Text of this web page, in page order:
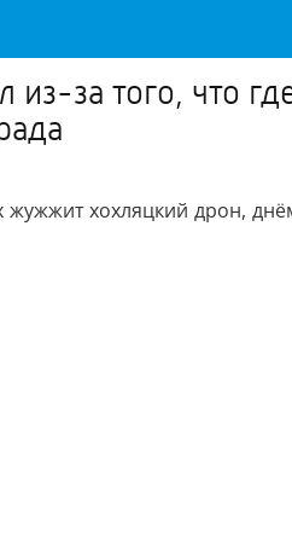
за того, что
жужжит хохляцкий дрон,